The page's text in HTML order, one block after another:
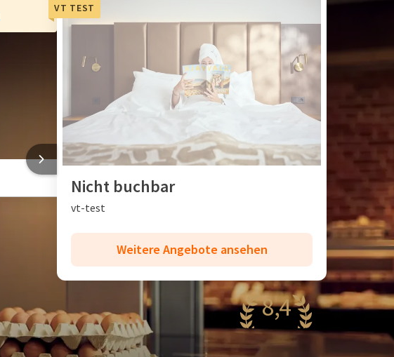
VT TEST
Nicht buchbar
vt-test
Weitere Angebote ansehen
8,4
299 Bewertungen